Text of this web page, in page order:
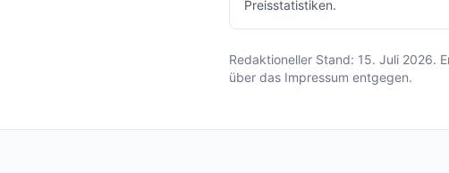
Preisstatistiken.
Redaktioneller Stand: 15. Juli 2026.
über das Impressum entgegen.